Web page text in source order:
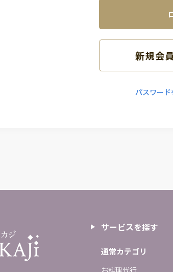
新規会
パスワー
サービスを探す
通常カテゴリ